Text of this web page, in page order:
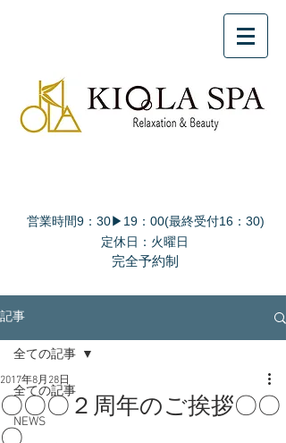
営業時間9：30▶19：00(最終受付16：30)
定休日：火曜日
完全予約制
記事
全ての記事
NEWS
全ての記事
〇〇〇２周年のご挨拶〇〇
2017年8月28日